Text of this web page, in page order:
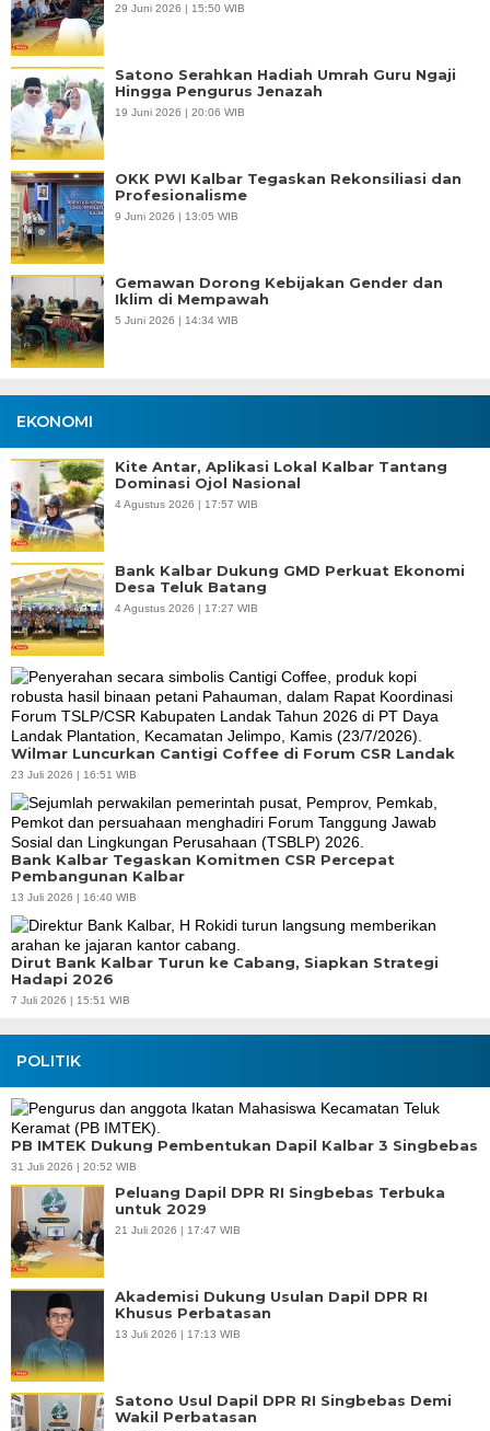
29 Juni 2026 | 15:50 WIB
Satono Serahkan Hadiah Umrah Guru Ngaji
Hingga Pengurus Jenazah
19 Juni 2026 | 20:06 WIB
OKK PWI Kalbar Tegaskan Rekonsiliasi dan
Profesionalisme
9 Juni 2026 | 13:05 WIB
Gemawan Dorong Kebijakan Gender dan
Iklim di Mempawah
5 Juni 2026 | 14:34 WIB
EKONOMI
Kite Antar, Aplikasi Lokal Kalbar Tantang
Dominasi Ojol Nasional
4 Agustus 2026 | 17:57 WIB
Bank Kalbar Dukung GMD Perkuat Ekonomi
Desa Teluk Batang
4 Agustus 2026 | 17:27 WIB
Wilmar Luncurkan Cantigi Coffee di Forum CSR Landak
23 Juli 2026 | 16:51 WIB
Bank Kalbar Tegaskan Komitmen CSR Percepat
Pembangunan Kalbar
13 Juli 2026 | 16:40 WIB
Dirut Bank Kalbar Turun ke Cabang, Siapkan Strategi
Hadapi 2026
7 Juli 2026 | 15:51 WIB
POLITIK
PB IMTEK Dukung Pembentukan Dapil Kalbar 3 Singbebas
31 Juli 2026 | 20:52 WIB
Peluang Dapil DPR RI Singbebas Terbuka
untuk 2029
21 Juli 2026 | 17:47 WIB
Akademisi Dukung Usulan Dapil DPR RI
Khusus Perbatasan
13 Juli 2026 | 17:13 WIB
Satono Usul Dapil DPR RI Singbebas Demi
Wakil Perbatasan